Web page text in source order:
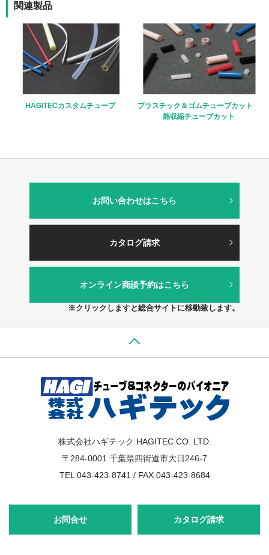
関連製品
HAGITECカスタムチューブ
プラスチック＆ゴムチューブカット
熱収縮チューブカット
お問い合わせはこちら
カタログ請求
オンライン商談予約はこちら
※クリックしますと総合サイトに移動致します。
株式会社ハギテック HAGITEC CO. LTD.
〒284-0001 千葉県四街道市大日246-7
TEL 043-423-8741 / FAX 043-423-8684
お問合せ カタログ請求